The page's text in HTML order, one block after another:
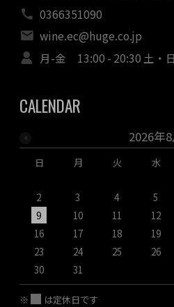
0366351090
wine.ec@huge.co.jp
月-金 13:00 - 20:30 土・
CALENDAR
2026年8
日 月 火 水
2
3 4 5
9
10 11 12
16
17 18 19
23
24 25 26
30
31
※ は定休日です